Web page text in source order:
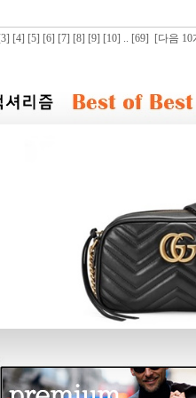
[3] [4] [5] [6] [7] [8] [9] [10] .. [69] [다음 10